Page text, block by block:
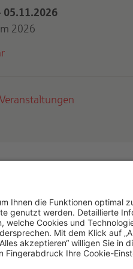
05.11.2026
2026
Datenschutz